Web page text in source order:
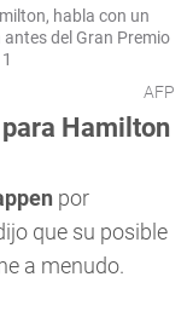
habla con un
del Gran Premio
AFP
Hamilton
por
que su posible
a menudo.